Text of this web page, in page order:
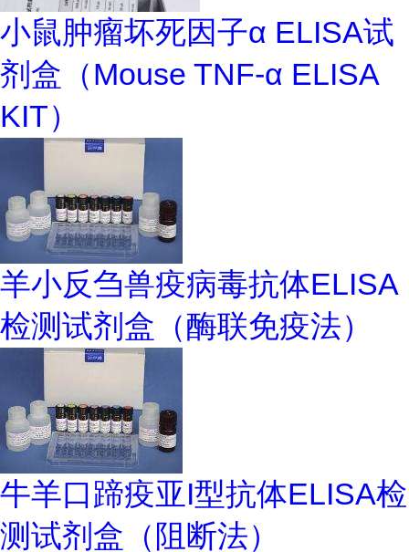
小鼠肿瘤坏死因子α ELISA试
剂盒（Mouse TNF-α ELISA
KIT）
羊小反刍兽疫病毒抗体ELISA
检测试剂盒（酶联免疫法）
牛羊口蹄疫亚I型抗体ELISA检
测试剂盒（阻断法）